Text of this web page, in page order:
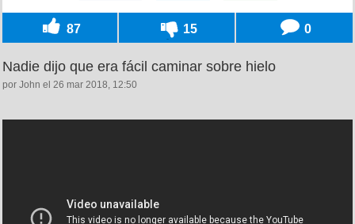
87 15 0
Nadie dijo que era fácil caminar sobre hielo
por John el 26 mar 2018, 12:50